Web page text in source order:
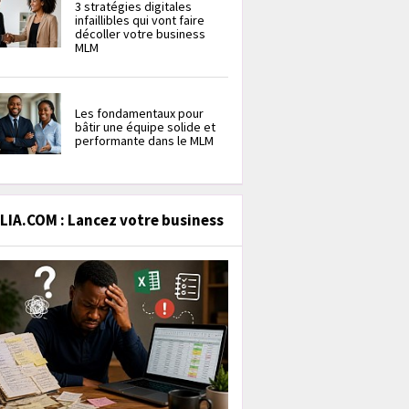
3 stratégies digitales
infaillibles qui vont faire
décoller votre business
MLM
Les fondamentaux pour
bâtir une équipe solide et
performante dans le MLM
: Lancez votre business